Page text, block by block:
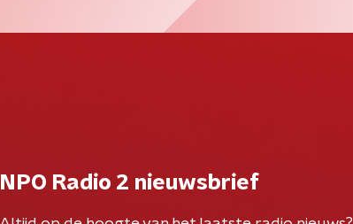
NPO Radio 2 nieuwsbrief